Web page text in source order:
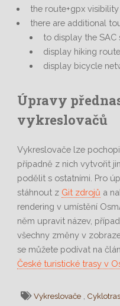
the route+gpx
there are additional
to display the SAC
display hiking
display bicycle
Úpravy
vykreslovačů
Vykreslovače lze
případně z nich vytvořit
podělit s ostatními. Pro
stáhnout z Git zdrojů a
rendering v umístění
něm upravit název,
všechny změny v
se můžete podívat na
České turistické trasy v
Vykreslovače,